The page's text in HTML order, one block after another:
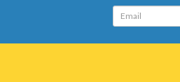
Email